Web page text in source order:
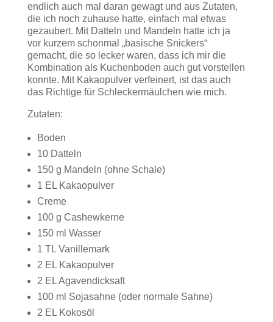
endlich auch mal daran gewagt und aus Zutaten,
die ich noch zuhause hatte, einfach mal etwas
gezaubert. Mit Datteln und Mandeln hatte ich ja
vor kurzem schonmal „basische Snickers“
gemacht, die so lecker waren, dass ich mir die
Kombination als Kuchenboden auch gut vorstellen
konnte. Mit Kakaopulver verfeinert, ist das auch
das Richtige für Schleckermäulchen wie mich.
Zutaten:
Boden
10 Datteln
150 g Mandeln (ohne Schale)
1 EL Kakaopulver
Creme
100 g Cashewkerne
150 ml Wasser
1 TL Vanillemark
2 EL Kakaopulver
2 EL Agavendicksaft
100 ml Sojasahne (oder normale Sahne)
2 EL Kokosöl